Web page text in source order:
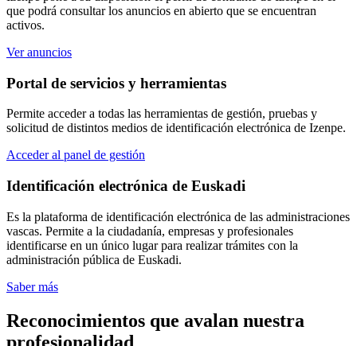
que podrá consultar los anuncios en abierto que se encuentran
activos.
Ver anuncios
Portal de servicios y herramientas
Permite acceder a todas las herramientas de gestión, pruebas y
solicitud de distintos medios de identificación electrónica de Izenpe.
Acceder al panel de gestión
Identificación electrónica de Euskadi
Es la plataforma de identificación electrónica de las administraciones
vascas. Permite a la ciudadanía, empresas y profesionales
identificarse en un único lugar para realizar trámites con la
administración pública de Euskadi.
Saber más
Reconocimientos que avalan nuestra